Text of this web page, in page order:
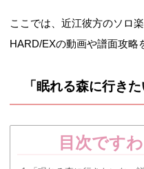
ここでは、近江彼方のソロ
HARD/EXの動画や譜面攻略
「眠れる森に行き
目次ですわ